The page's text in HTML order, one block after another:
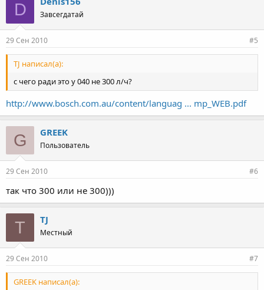
D Завсегдатай
29 Сен 2010 #5
TJ написал(а):
с чего ради это у 040 не 300 л/ч?
http://www.bosch.com.au/content/languag ... mp_WEB.pdf
G GREEK
Пользователь
29 Сен 2010 #6
так что 300 или не 300)))
T TJ
Местный
29 Сен 2010 #7
GREEK написал(а):